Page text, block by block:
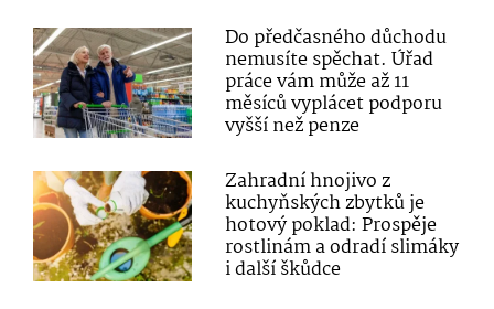
Do předčasného důchodu
nemusíte spěchat. Úřad
práce vám může až 11
měsíců vyplácet podporu
vyšší než penze
Zahradní hnojivo z
kuchyňských zbytků je
hotový poklad: Prospěje
rostlinám a odradí slimáky
i další škůdce